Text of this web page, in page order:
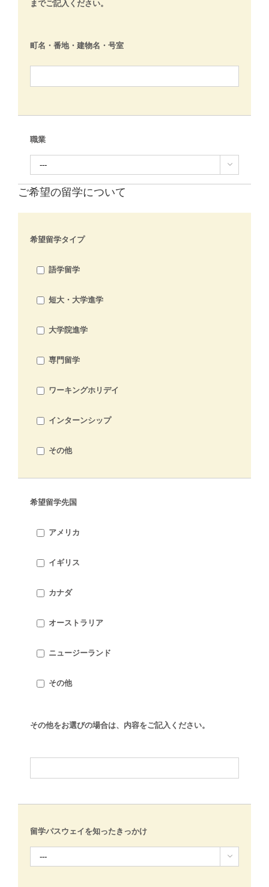
までご記入ください。
町名・番地・建物名・号室
職業

ご希望の留学について
希望留学タイプ
語学留学
短大・大学進学
大学院進学
専門留学
ワーキングホリデイ
インターンシップ
その他
希望留学先国
アメリカ
イギリス
カナダ
オーストラリア
ニュージーランド
その他
その他をお選びの場合は、内容をご記入ください。
留学パスウェイを知ったきっかけ
